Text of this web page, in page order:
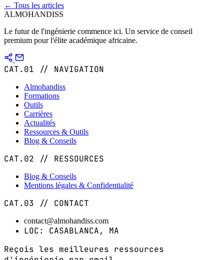
← Tous les articles
ALMOHANDISS
Le futur de l'ingénierie commence ici. Un service de conseil
premium pour l'élite académique africaine.
CAT.01 // NAVIGATION
Almohandiss
Formations
Outils
Carrières
Actualités
Ressources & Outils
Blog & Conseils
CAT.02 // RESSOURCES
Blog & Conseils
Mentions légales & Confidentialité
CAT.03 // CONTACT
contact@almohandiss.com
LOC: CASABLANCA, MA
Reçois les meilleures ressources